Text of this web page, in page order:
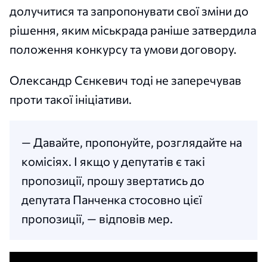
долучитися та запропонувати свої зміни до
рішення, яким міськрада раніше затвердила
положення конкурсу та умови договору.
Олександр Сєнкевич тоді не заперечував
проти такої ініціативи.
— Давайте, пропонуйте, розглядайте на
комісіях. І якщо у депутатів є такі
пропозиції, прошу звертатись до
депутата Панченка стосовно цієї
пропозиції, — відповів мер.